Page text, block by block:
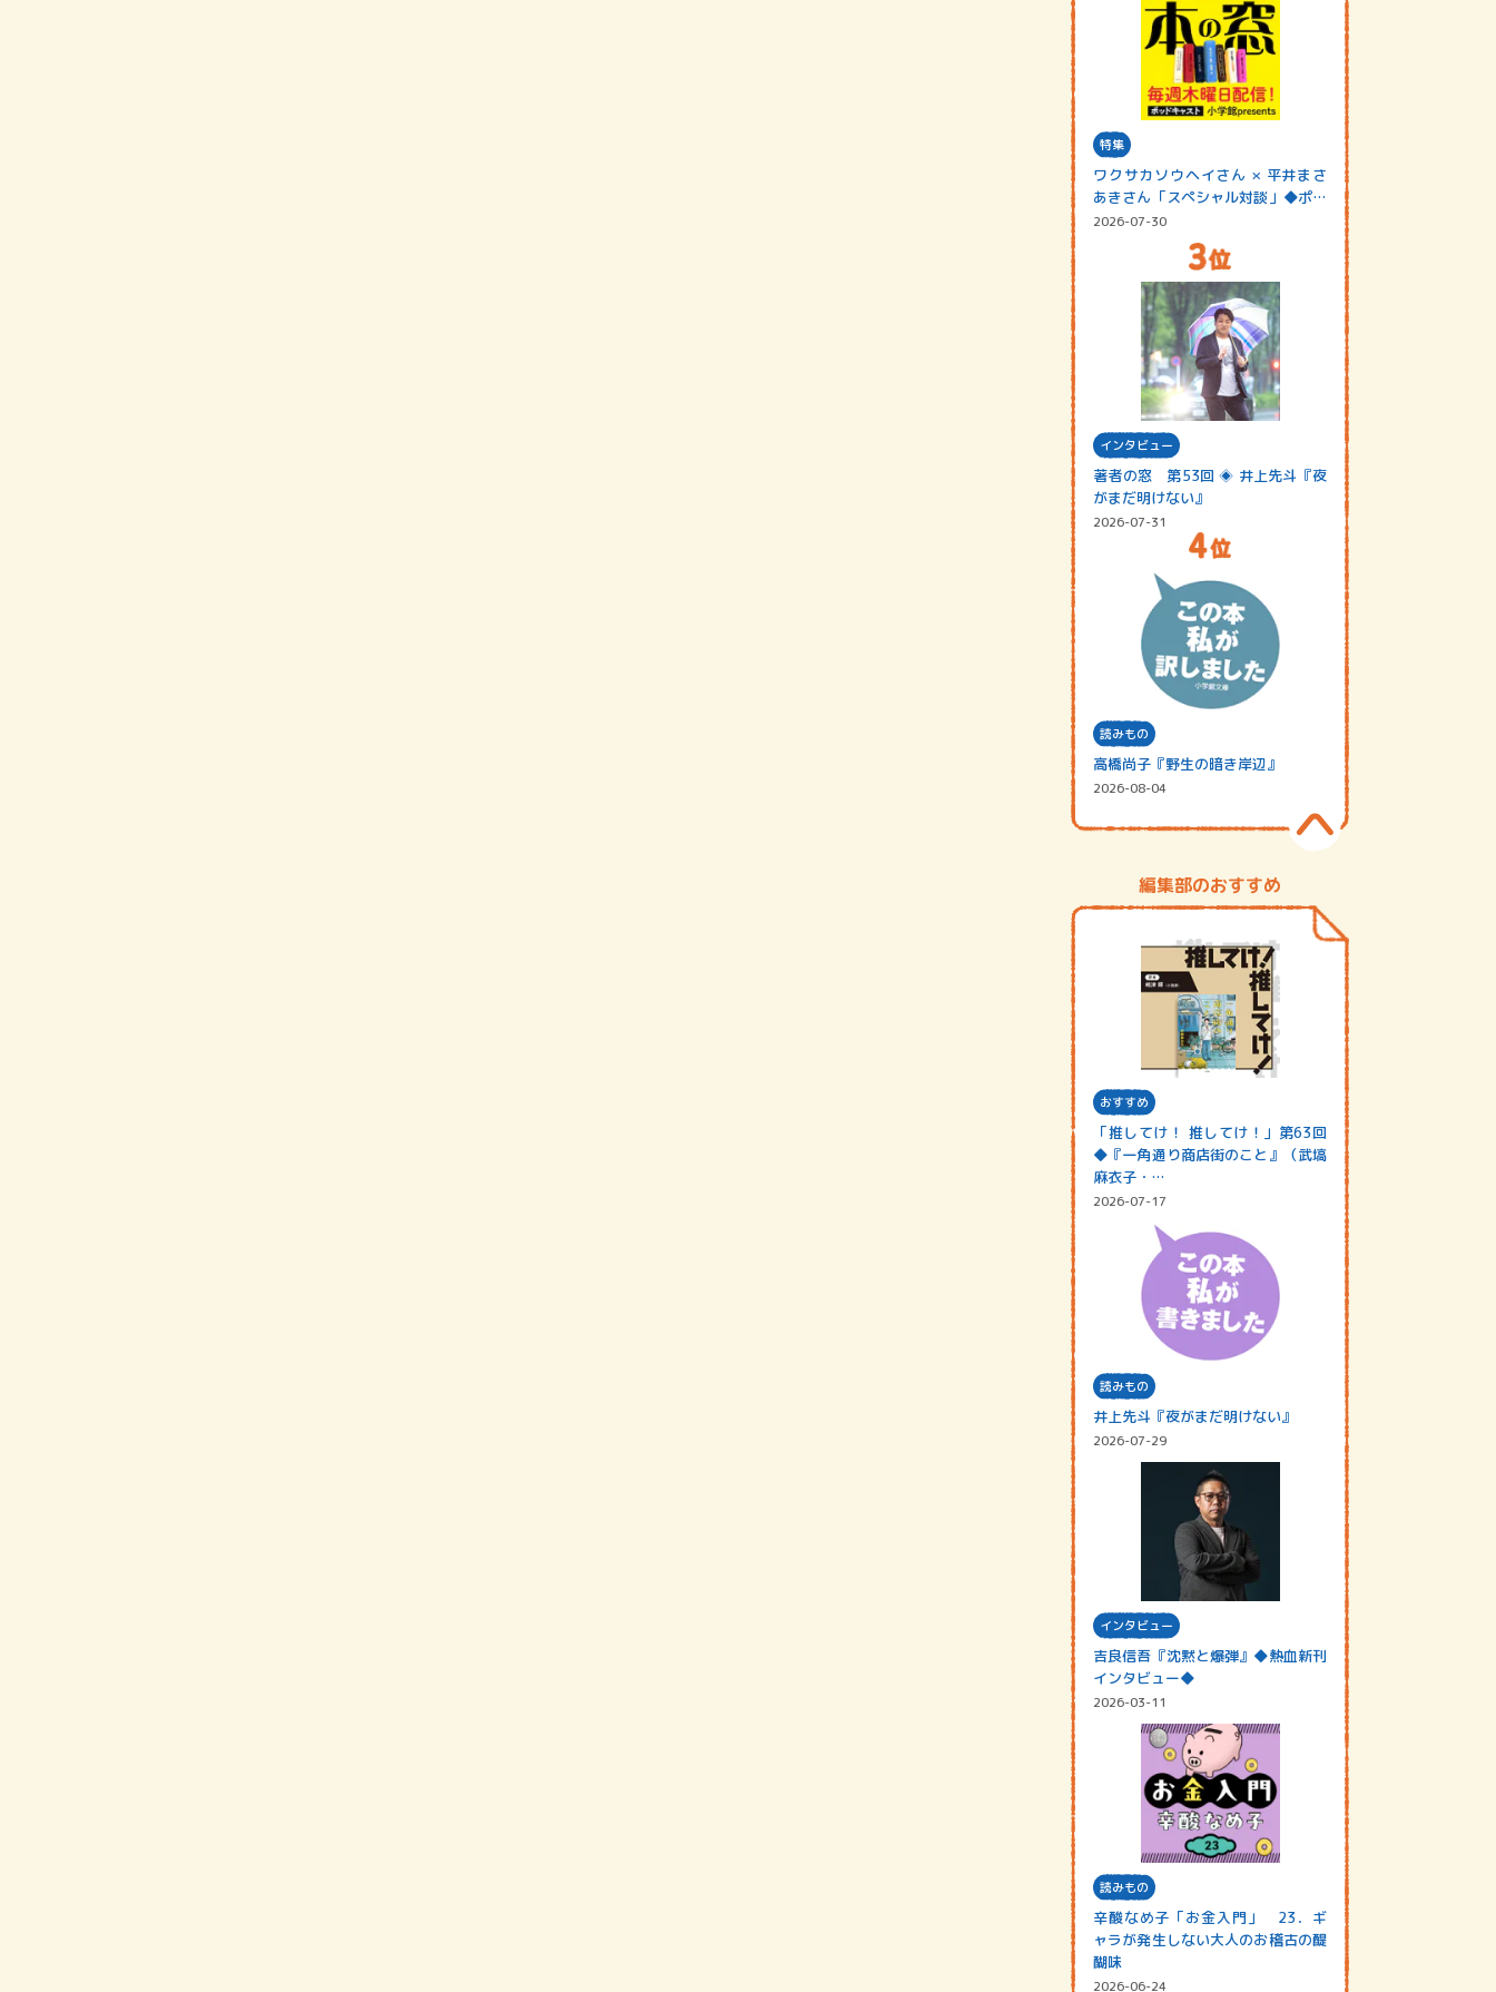
特集
ワクサカソウヘイさん × 平井まさ
あきさん「スペシャル対談」◆ポッ
ドキャスト…
2026-07-30
インタビュー
著者の窓 第53回 ◈ 井上先斗『夜
がまだ明けない』
2026-07-31
読みもの
高橋尚子『野生の暗き岸辺』
2026-08-04
編集部のおすすめ
おすすめ
「推してけ！ 推してけ！」第63回
◆『一角通り商店街のこと』（武塙
麻衣子・…
2026-07-17
読みもの
井上先斗『夜がまだ明けない』
2026-07-29
インタビュー
吉良信吾『沈黙と爆弾』◆熱血新刊
インタビュー◆
2026-03-11
読みもの
辛酸なめ子「お金入門」 23．ギ
ャラが発生しない大人のお稽古の醍
醐味
2026-06-24